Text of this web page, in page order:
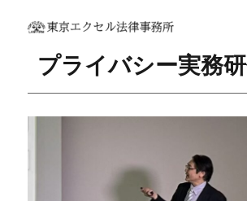
坂東 利国｜東京エクセル
プライバシー実務